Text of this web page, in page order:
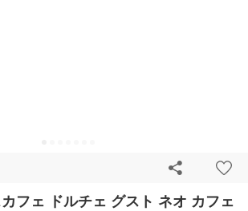
フェ ドルチェ グスト ネオ カフェ